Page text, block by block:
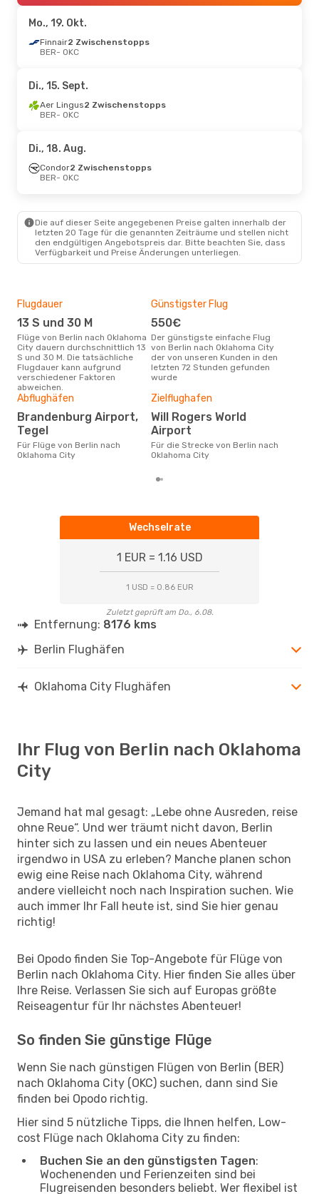
OKC- BER
So., 30. Aug.- So., 6. Sept.
Iberia 2 Zwischenstopps
OKC- BER
Finnair2 Zwischenstopps
BER- OKC
American Airlines
2 Zwischenstopps
So., 4. Okt.- Fr., 9. Okt.
British Airways 2 Zwischenstopps
BER- OKC
American Airlines
2 Zwischenstopps
Mo., 19. Okt.
Finnair2 Zwischenstopps
BER- OKC
Di., 15. Sept.
Aer Lingus2 Zwischenstopps
BER- OKC
Di., 18. Aug.
Condor2 Zwischenstopps
BER- OKC
Die auf dieser Seite angegebenen Preise galten innerhalb der
letzten 20 Tage für die genannten Zeiträume und stellen nicht
den endgültigen Angebotspreis dar. Bitte beachten Sie, dass
Verfügbarkeit und Preise Änderungen unterliegen.
Flugdauer
13 S und 30 M
Flüge von Berlin nach Oklahoma
City dauern durchschnittlich 13
S und 30 M. Die tatsächliche
Flugdauer kann aufgrund
verschiedener Faktoren
abweichen.
Günstigster Flug
550€
Der günstigste einfache Flug
von Berlin nach Oklahoma City
der von unseren Kunden in den
letzten 72 Stunden gefunden
wurde
Abflughäfen
Brandenburg Airport,
Tegel
Für Flüge von Berlin nach
Oklahoma City
Zielflughafen
Will Rogers World
Airport
Für die Strecke von Berlin nach
Oklahoma City
Wechselrate
1 EUR = 1.16 USD
1 USD = 0.86 EUR
Zuletzt geprüft am Do., 6.08.
Entfernung: 8176 kms
Berlin Flughäfen
Oklahoma City Flughäfen
Ihr Flug von Berlin nach Oklahoma
City
Jemand hat mal gesagt: „Lebe ohne Ausreden, reise
ohne Reue“. Und wer träumt nicht davon, Berlin
hinter sich zu lassen und ein neues Abenteuer
irgendwo in USA zu erleben? Manche planen schon
ewig eine Reise nach Oklahoma City, während
andere vielleicht noch nach Inspiration suchen. Wie
auch immer Ihr Fall heute ist, sind Sie hier genau
richtig!
Bei Opodo finden Sie Top-Angebote für Flüge von
Berlin nach Oklahoma City. Hier finden Sie alles über
Ihre Reise. Verlassen Sie sich auf Europas größte
Reiseagentur für Ihr nächstes Abenteuer!
So finden Sie günstige Flüge
Wenn Sie nach günstigen Flügen von Berlin (BER)
nach Oklahoma City (OKC) suchen, dann sind Sie
finden bei Opodo richtig.
Hier sind 5 nützliche Tipps, die Ihnen helfen, Low-
cost Flüge nach Oklahoma City zu finden:
Buchen Sie an den günstigsten Tagen:
Wochenenden und Ferienzeiten sind bei
Flugreisenden besonders beliebt. Wer flexibel ist